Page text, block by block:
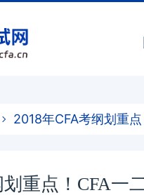
2018年CFA考纲划重
划重点！CFA一